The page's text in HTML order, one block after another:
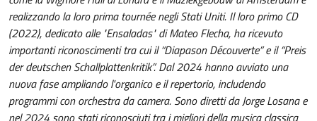
realizzando la loro prima tournée negli Stati Uniti. Il loro primo CD
(2022), dedicato alle "Ensaladas" di Mateo Flecha, ha ricevuto
importanti riconoscimenti tra cui il “Diapason Découverte” e il “Preis
der deutschen Schallplattenkritik”. Dal 2024 hanno avviato una
nuova fase ampliando l'organico e il repertorio, includendo
programmi con orchestra da camera. Sono diretti da Jorge Losana e
nel 2024 sono stati riconosciuti tra i migliori della musica classica